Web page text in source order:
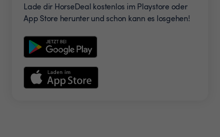
Lade dir HorseDeal kostenlos im Playstore oder
App Store herunter und schon kann es losgehen!